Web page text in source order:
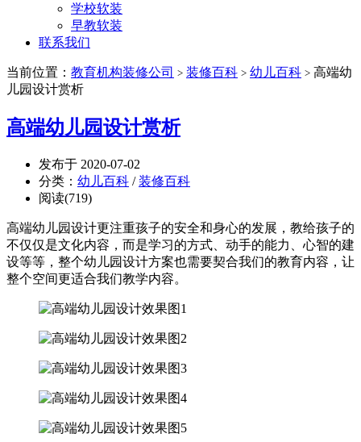
学校软装
早教软装
联系我们
当前位置： 教育机构装修公司 > 装修百科 > 幼儿百科 > 高端幼
儿园设计赏析
高端幼儿园设计赏析
发布于 2020-07-02
分类： 幼儿百科 /装修百科
阅读(719)
高端幼儿园设计更注重孩子的安全和身心的发展，教给孩子的
不仅仅是文化内容，而是学习的方式、动手的能力、心智的建
设等等，整个幼儿园设计方案也需要契合我们的教育内容，让
整个空间更适合我们教学内容。